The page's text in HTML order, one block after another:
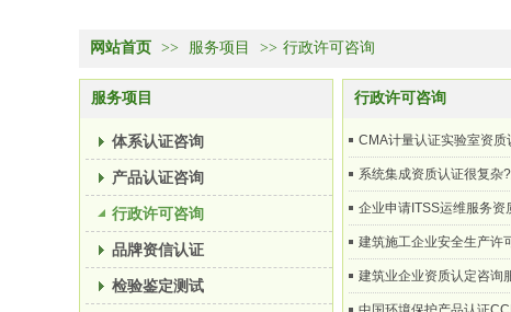
网站首页 >> 服务项目 >> 行政许可咨询
服务项目
体系认证咨询
产品认证咨询
行政许可咨询
品牌资信认证
检验鉴定测试
行政许可咨询
CMA计量认证实验室资质
系统集成资质认证很复杂
企业申请ITSS运维服务资
建筑施工企业安全生产许
建筑业企业资质认定咨询